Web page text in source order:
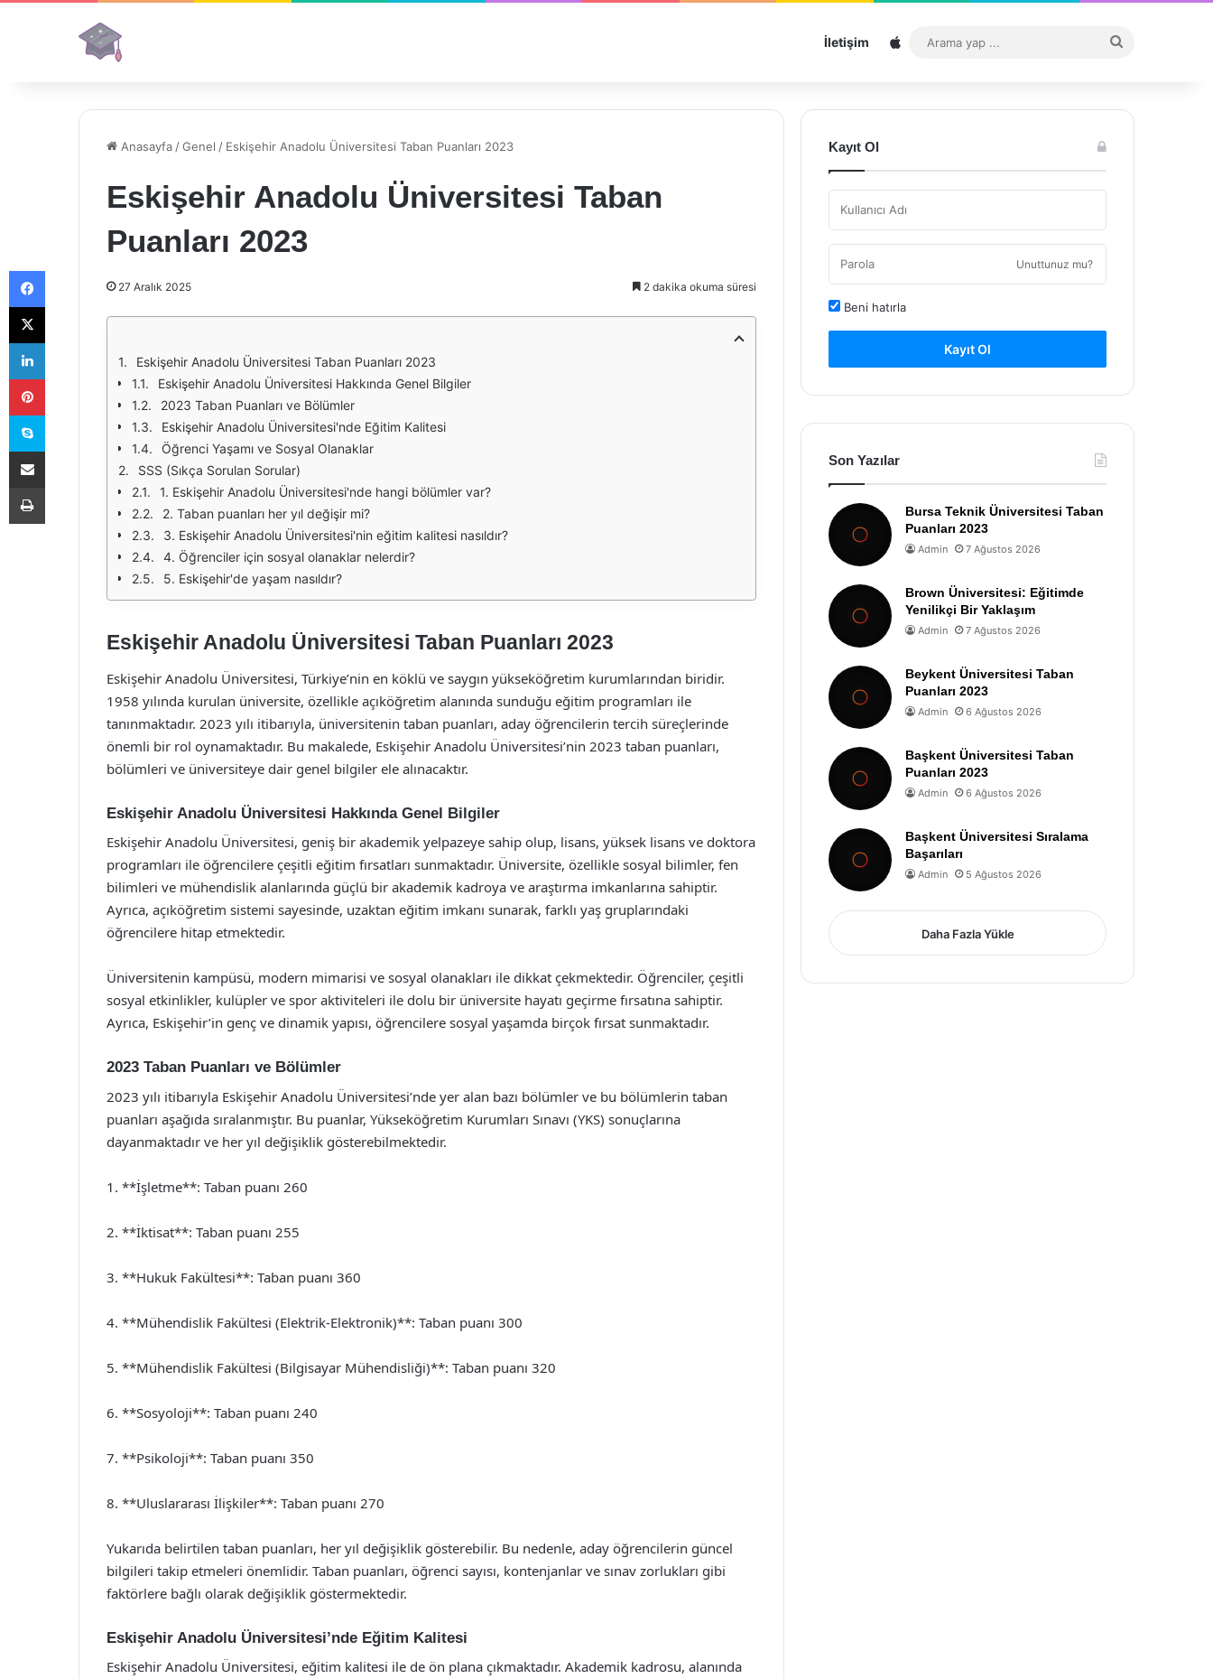
İletişim Sitemap
...
Anasayfa /Genel / Eskişehir Anadolu Üniversitesi Taban Puanları 2023
Eskişehir Anadolu Üniversitesi Taban
Puanları 2023
27 Aralık 2025 2 dakika okuma süresi
Eskişehir Anadolu Üniversitesi Taban Puanları 2023
Eskişehir Anadolu Üniversitesi Hakkında Genel Bilgiler
2023 Taban Puanları ve Bölümler
Eskişehir Anadolu Üniversitesi'nde Eğitim Kalitesi
Öğrenci Yaşamı ve Sosyal Olanaklar
SSS (Sıkça Sorulan Sorular)
1. Eskişehir Anadolu Üniversitesi'nde hangi bölümler var?
2. Taban puanları her yıl değişir mi?
3. Eskişehir Anadolu Üniversitesi'nin eğitim kalitesi nasıldır?
4. Öğrenciler için sosyal olanaklar nelerdir?
5. Eskişehir'de yaşam nasıldır?
Eskişehir Anadolu Üniversitesi Taban Puanları 2023
Eskişehir Anadolu Üniversitesi, Türkiye’nin en köklü ve saygın yükseköğretim kurumlarından biridir.
1958 yılında kurulan üniversite, özellikle açıköğretim alanında sunduğu eğitim programları ile
tanınmaktadır. 2023 yılı itibarıyla, üniversitenin taban puanları, aday öğrencilerin tercih süreçlerinde
önemli bir rol oynamaktadır. Bu makalede, Eskişehir Anadolu Üniversitesi’nin 2023 taban puanları,
bölümleri ve üniversiteye dair genel bilgiler ele alınacaktır.
Eskişehir Anadolu Üniversitesi Hakkında Genel Bilgiler
Eskişehir Anadolu Üniversitesi, geniş bir akademik yelpazeye sahip olup, lisans, yüksek lisans ve doktora
programları ile öğrencilere çeşitli eğitim fırsatları sunmaktadır. Üniversite, özellikle sosyal bilimler, fen
bilimleri ve mühendislik alanlarında güçlü bir akademik kadroya ve araştırma imkanlarına sahiptir.
Ayrıca, açıköğretim sistemi sayesinde, uzaktan eğitim imkanı sunarak, farklı yaş gruplarındaki
öğrencilere hitap etmektedir.
Üniversitenin kampüsü, modern mimarisi ve sosyal olanakları ile dikkat çekmektedir. Öğrenciler, çeşitli
sosyal etkinlikler, kulüpler ve spor aktiviteleri ile dolu bir üniversite hayatı geçirme fırsatına sahiptir.
Ayrıca, Eskişehir’in genç ve dinamik yapısı, öğrencilere sosyal yaşamda birçok fırsat sunmaktadır.
2023 Taban Puanları ve Bölümler
2023 yılı itibarıyla Eskişehir Anadolu Üniversitesi’nde yer alan bazı bölümler ve bu bölümlerin taban
puanları aşağıda sıralanmıştır. Bu puanlar, Yükseköğretim Kurumları Sınavı (YKS) sonuçlarına
dayanmaktadır ve her yıl değişiklik gösterebilmektedir.
1. **İşletme**: Taban puanı 260
2. **İktisat**: Taban puanı 255
3. **Hukuk Fakültesi**: Taban puanı 360
4. **Mühendislik Fakültesi (Elektrik-Elektronik)**: Taban puanı 300
5. **Mühendislik Fakültesi (Bilgisayar Mühendisliği)**: Taban puanı 320
6. **Sosyoloji**: Taban puanı 240
7. **Psikoloji**: Taban puanı 350
8. **Uluslararası İlişkiler**: Taban puanı 270
Yukarıda belirtilen taban puanları, her yıl değişiklik gösterebilir. Bu nedenle, aday öğrencilerin güncel
bilgileri takip etmeleri önemlidir. Taban puanları, öğrenci sayısı, kontenjanlar ve sınav zorlukları gibi
faktörlere bağlı olarak değişiklik göstermektedir.
Eskişehir Anadolu Üniversitesi’nde Eğitim Kalitesi
Eskişehir Anadolu Üniversitesi, eğitim kalitesi ile de ön plana çıkmaktadır. Akademik kadrosu, alanında
Kayıt Ol
Unuttunuz mu?
Beni hatırla
Kayıt Ol
Son Yazılar
Bursa Teknik Üniversitesi Taban
Puanları 2023
Admin 7 Ağustos 2026
Brown Üniversitesi: Eğitimde
Yenilikçi Bir Yaklaşım
Admin 7 Ağustos 2026
Beykent Üniversitesi Taban
Puanları 2023
Admin 6 Ağustos 2026
Başkent Üniversitesi Taban
Puanları 2023
Admin 6 Ağustos 2026
Başkent Üniversitesi Sıralama
Başarıları
Admin 5 Ağustos 2026
Daha Fazla Yükle
Facebook
X
LinkedIn
Pinterest
Skype
E-Posta ile paylaş